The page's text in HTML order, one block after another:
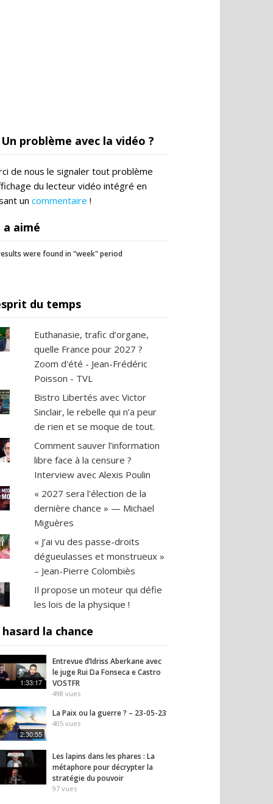
Un problème avec la vidéo ?
de nous le signaler tout problème
du lecteur vidéo intégré en
un commentaire !
a aimé
were found in "week" period
du temps
Euthanasie, trafic d’organe,
quelle France pour 2027 ?
Zoom d'été - Jean-Frédéric
Poisson - TVL
Bistro Libertés avec Victor
Sinclair, le rebelle qui n’a peur
de rien et se moque de tout.
Comment sauver l’information
libre face à la censure ?
Interview avec Alexis Poulin
« 2027 sera l'élection de la
dernière chance » — Michael
Miguères
« J’ai vu des passe-droits
dégueulasses et monstrueux »
– Jean-Pierre Colombiès
Il propose un moteur qui défie
les lois de la physique !
hasard la chance
1:33:17
Entrevue d’Idriss Aberkane avec
le juge Rui Da Fonseca e Castro
VOSTFR
498 vues
2:30:55
La Paix ou la guerre ? – 23-05-23
405 vues
Les lapins dans les phares : La
métaphore pour décrypter la
stratégie du pouvoir
97 vues